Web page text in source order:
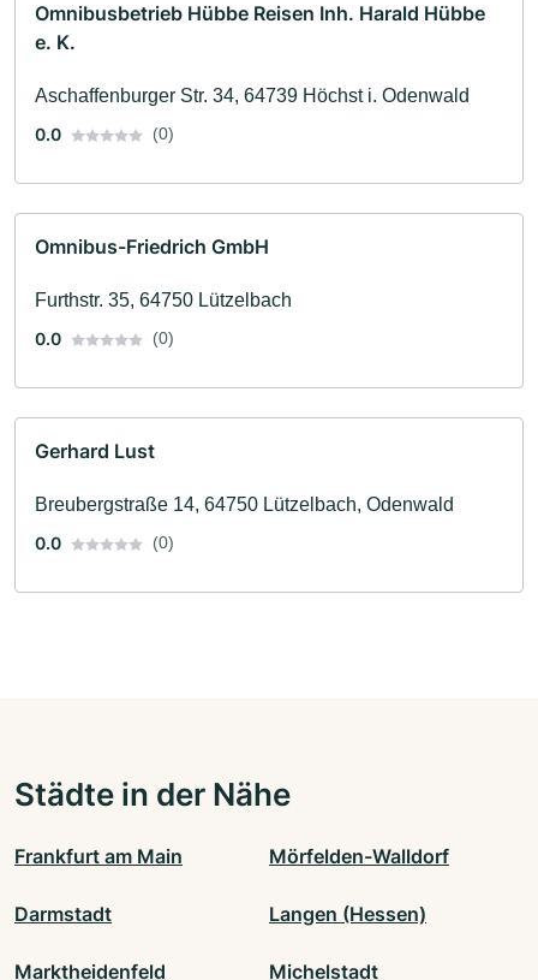
Omnibusbetrieb Hübbe Reisen Inh. Harald Hübbe
e. K.
Aschaffenburger Str. 34, 64739 Höchst i. Odenwald
0.0
(0)
Omnibus-Friedrich GmbH
Furthstr. 35, 64750 Lützelbach
0.0
(0)
Gerhard Lust
Breubergstraße 14, 64750 Lützelbach, Odenwald
0.0
(0)
Städte in der Nähe
Frankfurt am Main Mörfelden-Walldorf
Darmstadt Langen (Hessen)
Marktheidenfeld Michelstadt